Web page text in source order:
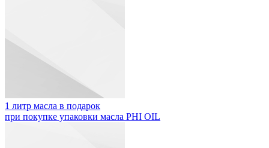
1 литр масла в подарок
при покупке упаковки масла PHI OIL